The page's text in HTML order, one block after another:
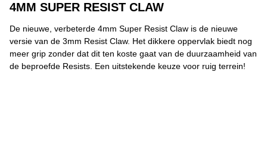
4MM SUPER RESIST CLAW
De nieuwe, verbeterde 4mm Super Resist Claw is de nieuwe
versie van de 3mm Resist Claw. Het dikkere oppervlak biedt nog
meer grip zonder dat dit ten koste gaat van de duurzaamheid van
de beproefde Resists. Een uitstekende keuze voor ruig terrein!